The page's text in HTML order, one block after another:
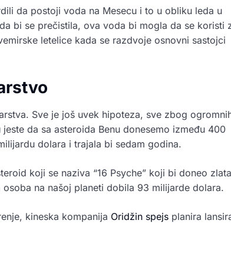
da postoji voda na Mesecu i to u obliku leda u
bi se prečistila, ova voda bi mogla da se koristi
letelice kada se razdvoje osnovni sastojci
Sve je još uvek hipoteza, sve zbog
da sa asteroida Benu donesemo između 400
dolara i trajala bi sedam godina.
koji se naziva “16 Psyche” koji bi doneo
na našoj planeti dobila 93 milijarde dolara.
kineska kompanija Oridžin spejs planira